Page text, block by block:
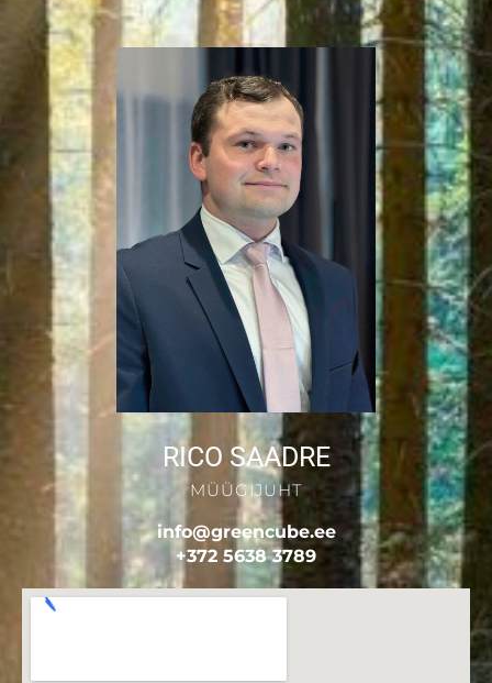
RICO SAADRE
MÜÜGIJUHT
info@greencube.ee
+372 5638 3789